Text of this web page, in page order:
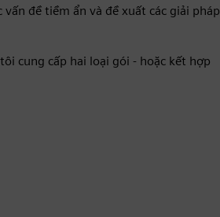
đề tiềm ẩn và đề xuất các giải pháp
cung cấp hai loại gói - hoặc kết hợp